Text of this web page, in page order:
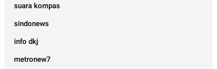
suara kompas
sindonews
info dkj
metronew7